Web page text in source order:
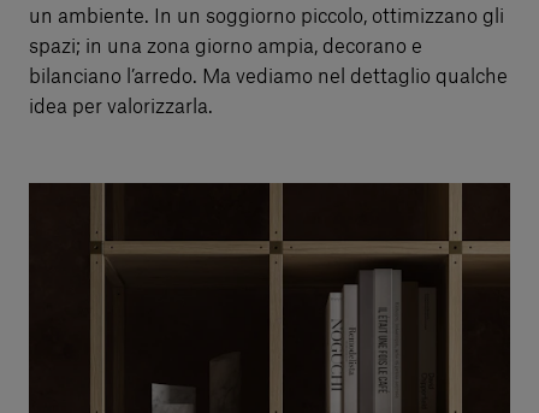
un ambiente. In un soggiorno piccolo, ottimizzano gli
spazi; in una zona giorno ampia, decorano e
bilanciano l’arredo. Ma vediamo nel dettaglio qualche
idea per valorizzarla.